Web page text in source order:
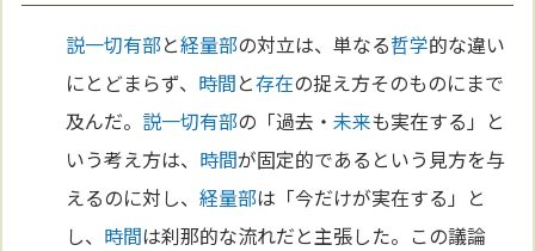
説一切有部と経量部の対立は、単なる哲学的な違い
にとどまらず、 時間と存在の捉え方そのものにまで
及んだ。 説一切有部の「過去・未来も実在する」と
いう考え方は、 時間が固定的であるという見方を与
えるのに対し、経量部は「今だけが実在する」と
し、 時間は刹那的な流れだと主張した。この議論